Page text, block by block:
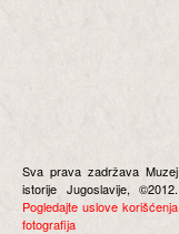
Sva prava zadržava Muzej
istorije Jugoslavije, ©2012.
Pogledajte uslove korišćenja
fotografija